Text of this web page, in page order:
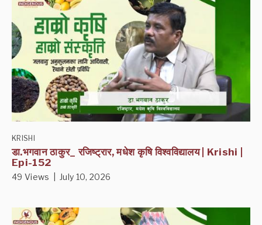
KRISHI
डा.भगवान ठाकुर_ रजिष्ट्रार, मधेश कृषि विश्वविद्यालय | Krishi |
Epi-152
49 Views | July 10, 2026